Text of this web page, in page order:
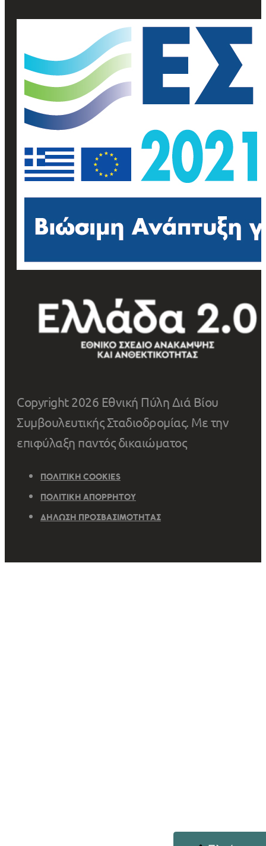
Copyright 2026 Εθνική Πύλη Διά Βίου
Συμβουλευτικής Σταδιοδρομίας. Με την
επιφύλαξη παντός δικαιώματος
ΠΟΛΙΤΙΚΉ COOKIES
ΠΟΛΙΤΙΚΉ ΑΠΟΡΡΉΤΟΥ
ΔΉΛΩΣΗ ΠΡΟΣΒΑΣΙΜΌΤΗΤΑΣ